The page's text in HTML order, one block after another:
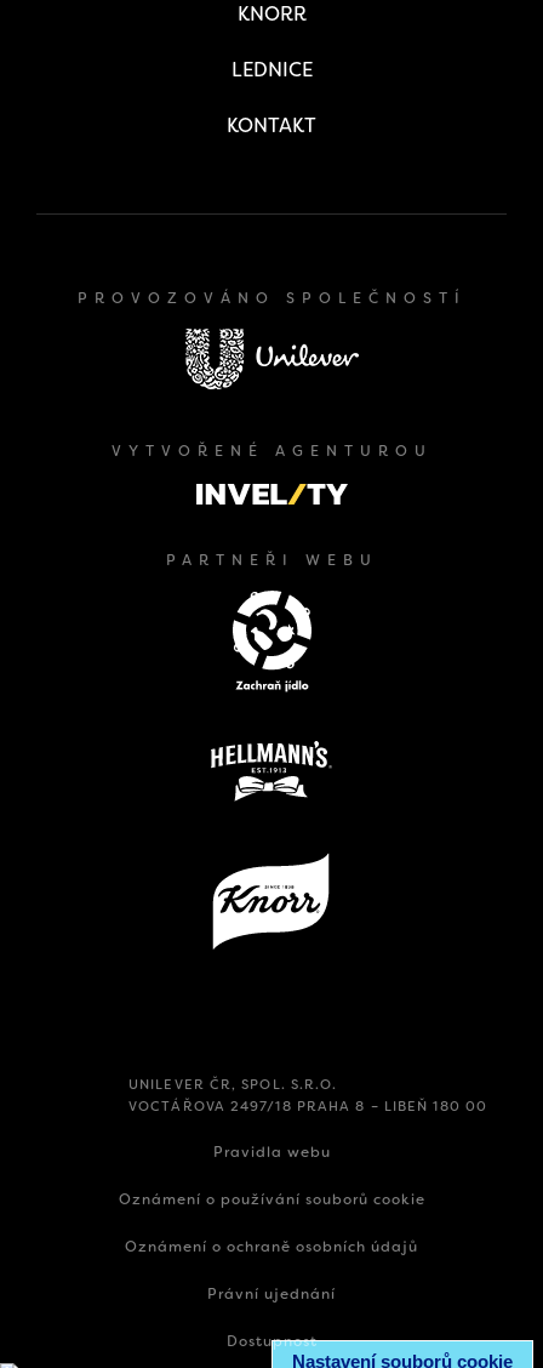
KNORR
LEDNICE
KONTAKT
Nastavení souborů cookie
PROVOZOVÁNO SPOLEČNOSTÍ
VYTVOŘENÉ AGENTUROU
PARTNEŘI WEBU
UNILEVER ČR, SPOL. S.R.O.
VOCTÁŘOVA 2497/18 PRAHA 8 – LIBEŇ 180 00
Pravidla webu
Oznámení o používání souborů cookie
Oznámení o ochraně osobních údajů
Právní ujednání
Dostupnost